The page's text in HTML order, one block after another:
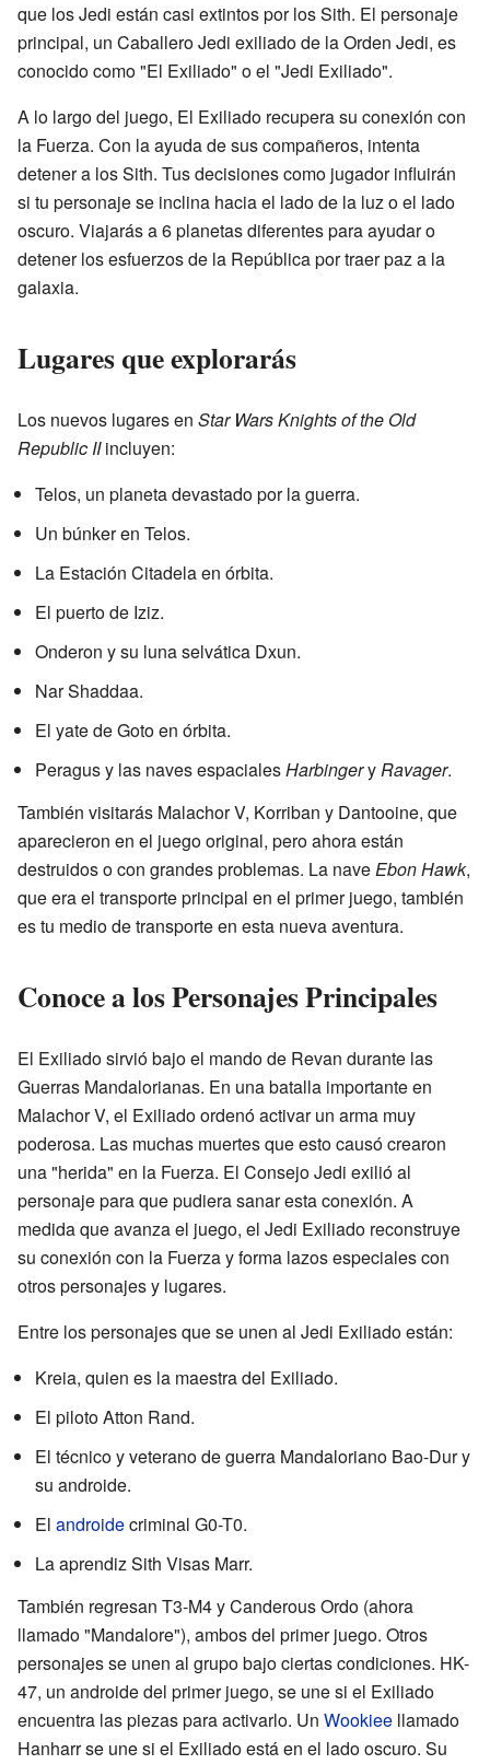
que los Jedi están casi extintos por los Sith. El personaje
principal, un Caballero Jedi exiliado de la Orden Jedi, es
conocido como "El Exiliado" o el "Jedi Exiliado".
A lo largo del juego, El Exiliado recupera su conexión con
la Fuerza. Con la ayuda de sus compañeros, intenta
detener a los Sith. Tus decisiones como jugador influirán
si tu personaje se inclina hacia el lado de la luz o el lado
oscuro. Viajarás a 6 planetas diferentes para ayudar o
detener los esfuerzos de la República por traer paz a la
galaxia.
Lugares que explorarás
Los nuevos lugares en Star Wars Knights of the Old
Republic IIincluyen:
Telos, un planeta devastado por la guerra.
Un búnker en Telos.
La Estación Citadela en órbita.
El puerto de Iziz.
Onderon y su luna selvática Dxun.
Nar Shaddaa.
El yate de Goto en órbita.
Peragus y las naves espacialesHarbingeryRavager.
También visitarás Malachor V, Korriban y Dantooine, que
aparecieron en el juego original, pero ahora están
destruidos o con grandes problemas. La naveEbon Hawk,
que era el transporte principal en el primer juego, también
es tu medio de transporte en esta nueva aventura.
Conoce a los Personajes Principales
El Exiliado sirvió bajo el mando de Revan durante las
Guerras Mandalorianas. En una batalla importante en
Malachor V, el Exiliado ordenó activar un arma muy
poderosa. Las muchas muertes que esto causó crearon
una "herida" en la Fuerza. El Consejo Jedi exilió al
personaje para que pudiera sanar esta conexión. A
medida que avanza el juego, el Jedi Exiliado reconstruye
su conexión con la Fuerza y forma lazos especiales con
otros personajes y lugares.
Entre los personajes que se unen al Jedi Exiliado están:
Kreia, quien es la maestra del Exiliado.
El piloto Atton Rand.
El técnico y veterano de guerra Mandaloriano Bao-Dur y
su androide.
El androidecriminal G0-T0.
La aprendiz Sith Visas Marr.
También regresan T3-M4 y Canderous Ordo (ahora
llamado "Mandalore"), ambos del primer juego. Otros
personajes se unen al grupo bajo ciertas condiciones. HK-
47, un androide del primer juego, se une si el Exiliado
encuentra las piezas para activarlo. Un Wookiee llamado
Hanharr se une si el Exiliado está en el lado oscuro. Su